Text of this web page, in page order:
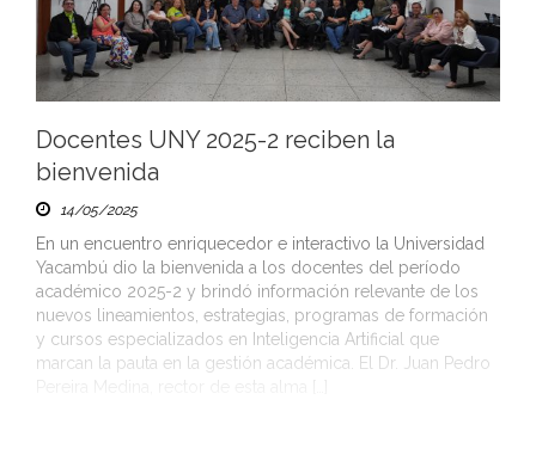
Docentes UNY 2025-2 reciben la
bienvenida
14/05/2025
En un encuentro enriquecedor e interactivo la Universidad
Yacambú dio la bienvenida a los docentes del período
académico 2025-2 y brindó información relevante de los
nuevos lineamientos, estrategias, programas de formación
y cursos especializados en Inteligencia Artificial que
marcan la pauta en la gestión académica. El Dr. Juan Pedro